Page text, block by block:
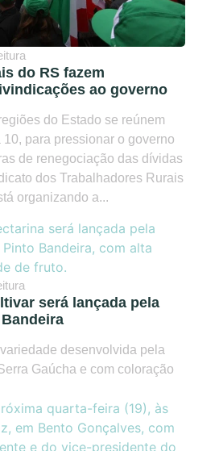
do RS fazem
ao governo
do Estado se reúnem
para pressionar o governo
de renegociação das dívidas
dos Trabalhadores Rurais
organizando a...
será lançada pela
desenvolvida pela
Gaúcha e com coloração